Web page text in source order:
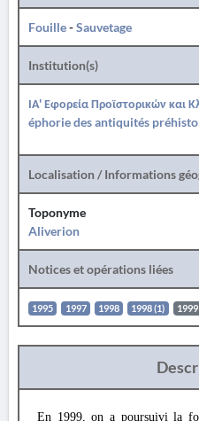
Fouille-Sauvetage
Institution(s)
ΙΑ' Εφορεία Προϊστορικών και
éphorie des antiquités
Localisation / Informations
Toponyme
Aliverion
Notices et opérations liées
1995 1997 1998 1998 (1) 1999
En 1999, on a poursuivi la